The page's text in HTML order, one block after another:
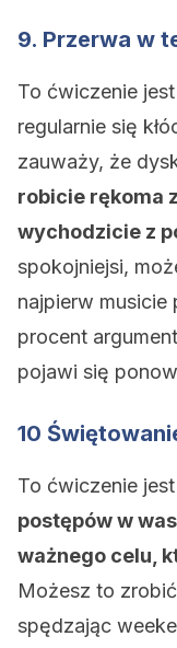
9. Przerwa w
To ćwiczenie
regularnie się
zauważy, że
robicie rękoma
wychodzicie z
spokojniejsi,
najpierw musicie
procent
pojawi się
10
To ćwiczenie
postępów w
ważnego celu,
Możesz to
spędzając